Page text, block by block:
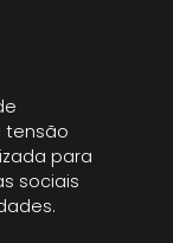
tensão
para
sociais